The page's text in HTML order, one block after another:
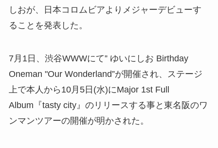
しおが、日本コロムビアよりメジャーデビューす
ることを発表した。
7月1日、渋谷WWWにて” ゆいにしお Birthday
Oneman "Our Wonderland”が開催され、ステージ
上で本人から10月5日(水)にMajor 1st Full
Album『tasty city』のリリースする事と東名阪のワ
ンマンツアーの開催が明かされた。